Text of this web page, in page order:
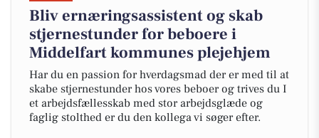
Bliv ernæringsassistent og skab
stjernestunder for beboere i
Middelfart kommunes plejehjem
Har du en passion for hverdagsmad der er med til at
skabe stjernestunder hos vores beboer og trives du I
et arbejdsfællesskab med stor arbejdsglæde og
faglig stolthed er du den kollega vi søger efter.